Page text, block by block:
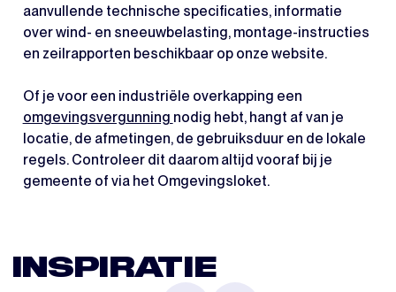
aanvullende technische specificaties, informatie
over wind- en sneeuwbelasting, montage-instructies
en zeilrapporten beschikbaar op onze website.
Of je voor een industriële overkapping een
omgevingsvergunning nodig hebt, hangt af van je
locatie, de afmetingen, de gebruiksduur en de lokale
regels. Controleer dit daarom altijd vooraf bij je
gemeente of via het Omgevingsloket.
INSPIRATIE